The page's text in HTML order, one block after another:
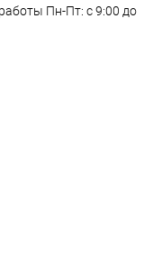
Пн-Пт: с 9:00 до